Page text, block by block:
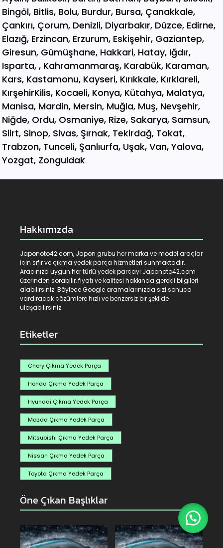
Hakkımızda
Japonoto42.com, Japon grubu her marka ve model araçlar
için sıfır ve çıkma yedek parça hizmetleri sunmaktadır.
Aracınıza uygun her türlü yedek parçayı Japonoto42.com
üzerinden sorabilir, fiyatı ve kalitesi hakkında gerekli bilgileri
alabilirsiniz. Böylece Google aramalarınızda sizi sonuca
vardıracak çözümlere hızlı ve benzersiz bir şekilde
ulaşabilirsiniz.
Etiketler
Chery Çıkma Yedek Parça
Honda Çıkma Yedek Parça
Hyundai Çıkma Yedek Parça
Mazda Çıkma Yedek Parça
Mitsubishi Çıkma Yedek Parça
Nissan Çıkma Yedek Parça
Toyota Çıkma Yedek Parça
Öne Çıkan Başlıklar